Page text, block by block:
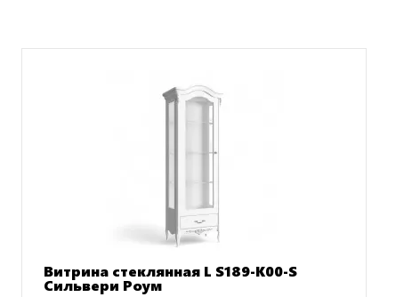
Витрина стеклянная L S189-K00-S
Сильвери Роум